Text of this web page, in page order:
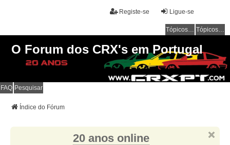
Ligue-se
Registe-se
Tópicos sem resposta Tópicos ativos
O Forum dos CRX's em Portugal
FAQ Pesquisar
Índice do Fórum
20 anos online